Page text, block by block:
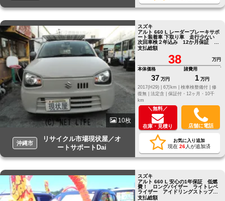
10枚
沖縄市
リサイクル市場現状屋／オ
ートサポートDai
スズキ
アルト 660 L レーダーブレーキサポ
ート装着車 下取り車 走行少ない
次回車検２年込み 12か月保証 ＋
4万で24か月保証
支払総額
38
万円
本体価格
37 万円
諸費用
1 万円
2017(H29) |
6万km | 検車検整備付 | 修
復無 | 法定含 | 保証付・12ヶ月・10千
km
＼無料／
在庫・見積り 店舗に電話
お気に入り追加
現在 26人が追加済
スズキ
アルト 660 L 安心の1年保証 低燃
費！ ロングバイザー ライトレベ
ライザー アイドリングストップ
NAVI/CD
支払総額